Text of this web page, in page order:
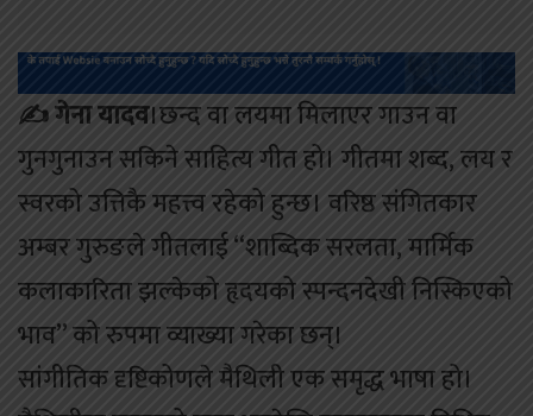
✍️ गेना यादव।छन्द वा लयमा मिलाएर गाउन वा
गुनगुनाउन सकिने साहित्य गीत हो। गीतमा शब्द, लय र
स्वरको उत्तिकै महत्त्व रहेको हुन्छ। वरिष्ठ संगितकार
अम्बर गुरुङले गीतलाई “शाब्दिक सरलता, मार्मिक
कलाकारिता झल्केको हृदयको स्पन्दनदेखी निस्किएको
भाव” को रुपमा व्याख्या गरेका छन्।
सांगीतिक दृष्टिकोणले मैथिली एक समृद्ध भाषा हो।